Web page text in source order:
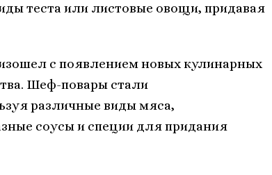
теста или листовые овощи, придавая
с появлением новых кулинарных
Шеф-повары стали
различные виды мяса,
соусы и специи для придания